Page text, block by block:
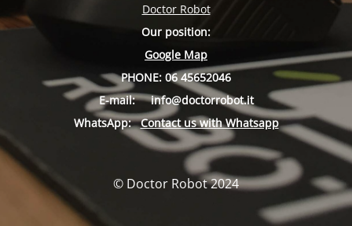
Doctor Robot
Our position:
Google Map
PHONE: 06 45652046
E-mail:
info@doctorrobot.it
WhatsApp: Contact us with Whatsapp
© Doctor Robot 2024